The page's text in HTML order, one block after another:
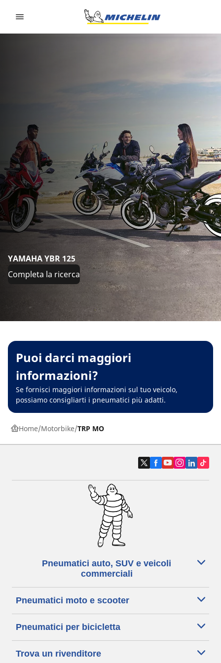
YAMAHA YBR 125
Completa la ricerca
Puoi darci maggiori
informazioni?
Se fornisci maggiori informazioni sul tuo veicolo,
possiamo consigliarti i pneumatici più adatti.
Home Motorbike TRP MO
Pneumatici auto, SUV e veicoli
commerciali
Pneumatici moto e scooter
Pneumatici per bicicletta
Trova un rivenditore